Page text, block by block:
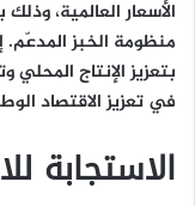
الأسعار العالمية،
منظومة الخبز
بتعزيز الإنتاج
في تعزيز الاقتصاد
الاستجابة